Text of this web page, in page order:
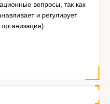
вопросы, так как
и регулирует